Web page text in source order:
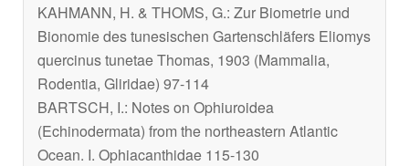
KAHMANN, H. & THOMS, G.: Zur Biometrie und
Bionomie des tunesischen Gartenschläfers Eliomys
quercinus tunetaeThomas, 1903 (Mammalia,
Rodentia, Gliridae) 97-114
BARTSCH, I.: Notes on Ophiuroidea
(Echinodermata) from the northeastern Atlantic
Ocean. I. Ophiacanthidae 115-130